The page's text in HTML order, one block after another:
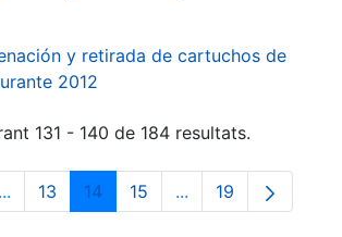
y retirada de cartuchos de
2012
131 - 140 de 184 resultats.
...Pàgines intermèdies Utilitzeu TAB per
Pàgina
13 Pàgina
14 Pàgina
15 ...PàginesPàgina
19